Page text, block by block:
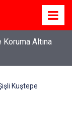
Koruma Altına
Kuştepe